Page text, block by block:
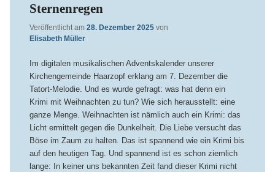
Sternenregen
Veröffentlicht am 28. Dezember 2025 von
Elisabeth Müller
Im digitalen musikalischen Adventskalender unserer
Kirchengemeinde Haarzopf erklang am 7. Dezember die
Tatort-Melodie. Und es wurde gefragt: was hat denn ein
Krimi mit Weihnachten zu tun? Wie sich herausstellt: eine
ganze Menge. Weihnachten ist nämlich auch ein Krimi: das
Licht ermittelt gegen die Dunkelheit. Die Liebe versucht das
Böse im Zaum zu halten. Das ist spannend wie ein Krimi bis
auf den heutigen Tag. Und spannend ist es schon ziemlich
lange: In keiner uns bekannten Zeit fand dieser Krimi nicht